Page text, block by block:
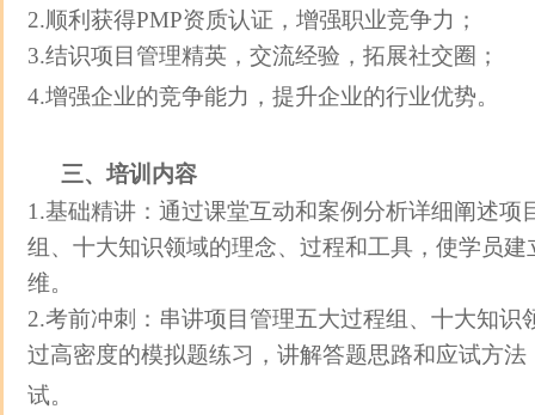
2.顺利获得PMP资质认证，增强职业竞争力；
3.结识项目管理精英，交流经验，拓展社交圈；
4.增强企业的竞争能力，提升企业的行业优势。
三、培训内容
1.基础精讲：通过课堂互动和案例分析详细阐述项
组、十大知识领域的理念、过程和工具，使学员
维。
2.考前冲刺：串讲项目管理五大过程组、十大知识
过高密度的模拟题练习，讲解答题思路和应试方
试。